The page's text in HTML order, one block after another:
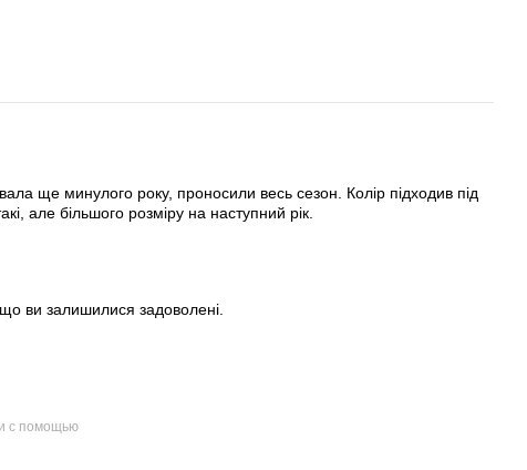
ще минулого року, проносили весь сезон. Колір підходив під
але більшого розміру на наступний рік.
ви залишилися задоволені.
с помощью